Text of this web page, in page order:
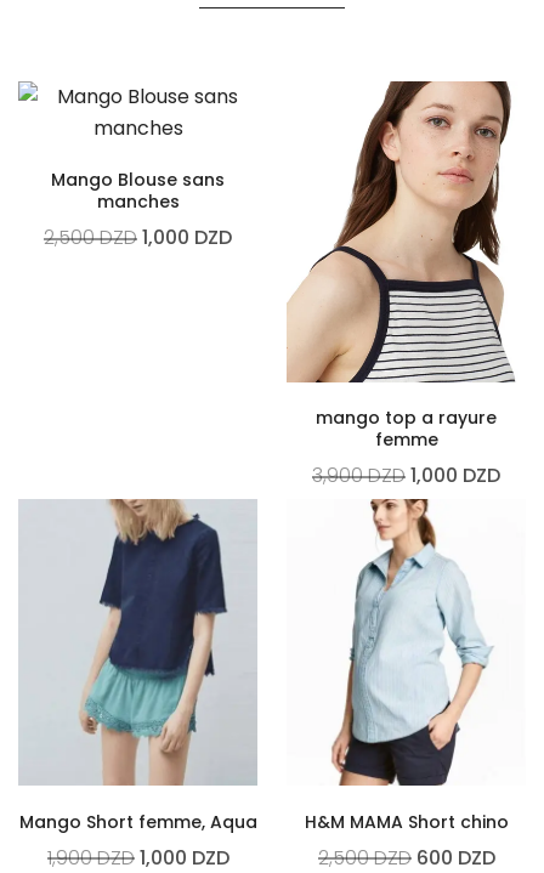
Mango Blouse sans
manches
2,500DZD1,000 DZD
mango top a rayure
femme
3,900DZD1,000 DZD
Mango Short femme, Aqua
1,900DZD1,000 DZD
H&M MAMA Short chino
2,500DZD 600 DZD